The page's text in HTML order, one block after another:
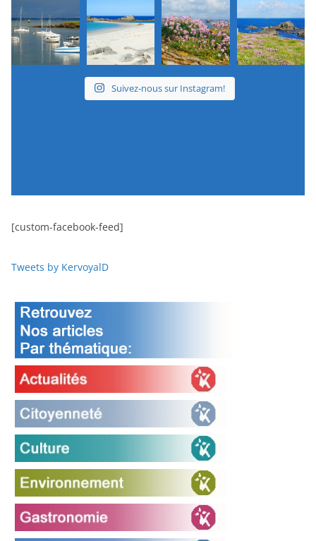
Suivez-nous sur Instagram!
[custom-facebook-feed]
Tweets by KervoyalD